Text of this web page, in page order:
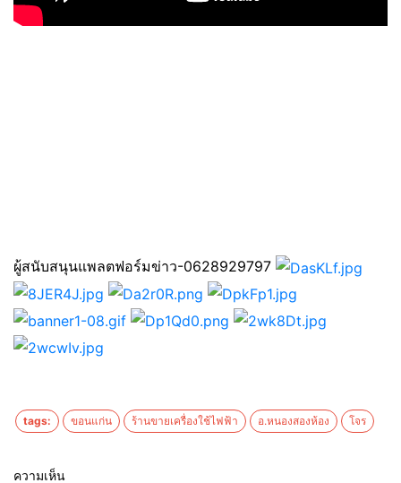
ผู้สนับสนุนแพลตฟอร์มข่าว-0628929797
tags: ขอนแก่น ร้านขายเครื่องใช้ไฟฟ้า อ.หนองสองห้อง โจร
ความเห็น